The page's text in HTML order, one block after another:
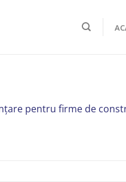
pentru firme de